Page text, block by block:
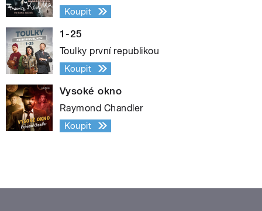
Koupit
1-25
Toulky první republikou
Koupit
Vysoké okno
Raymond Chandler
Koupit